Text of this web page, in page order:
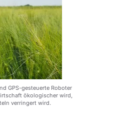
GPS-gesteuerte Roboter
ökologischer wird,
verringert wird.